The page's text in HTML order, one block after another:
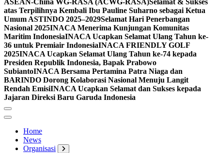
ASEAN-China WG-RASA (ACWG-RASA)Selamat & Sukses
atas Terpilihnya Kembali Ibu Pauline Suharno sebagai Ketua
Umum ASTINDO 2025–2029Selamat Hari Penerbangan
Nasional 2025INACA Menerima Kunjungan Komunitas
Maritim IndonesiaINACA Ucapkan Selamat Ulang Tahun ke-
36 untuk Premiair IndonesiaINACA FRIENDLY GOLF
2025INACA Ucapkan Selamat Ulang Tahun ke-74 kepada
Presiden Republik Indonesia, Bapak Prabowo
SubiantoINACA Bersama Pertamina Patra Niaga dan
BARINDO Dorong Kolaborasi Nasional Menuju Langit
Rendah EmisiINACA Ucapkan Selamat dan Sukses kepada
Jajaran Direksi Baru Garuda Indonesia
Home
News
Organisasi